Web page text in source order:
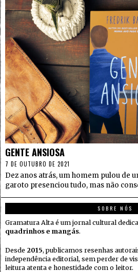
GENTE ANSIOSA
7 DE OUTUBRO DE 2021
Dez anos atrás, um homem pulou de
garoto presenciou tudo, mas não
SOBRE NÓS
Gramatura Alta é um jornal cultural
quadrinhos e mangás.
Desde 2015, publicamos resenhas
independência editorial, sem perder de
leitura atenta e honestidade com o leitor.